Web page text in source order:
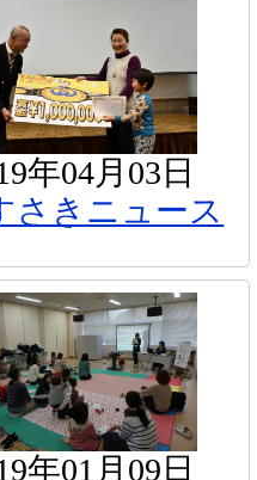
年04月03日
さきニュース
年01月09日